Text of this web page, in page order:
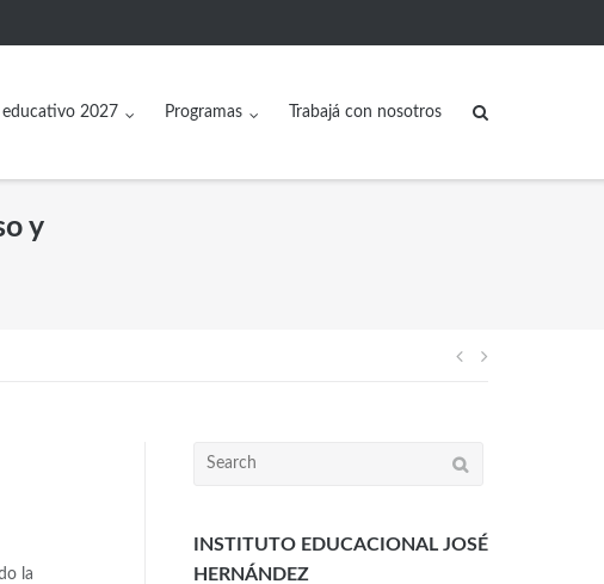
2027 Programas Trabajá con nosotros
y
la
INSTITUTO EDUCACIONAL JOSÉ
HERNÁNDEZ